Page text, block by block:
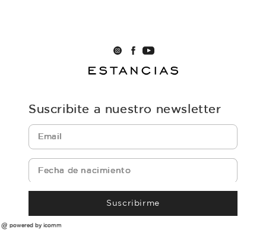
Suscribite a nuestro newsletter
Suscribirme
powered by icomm